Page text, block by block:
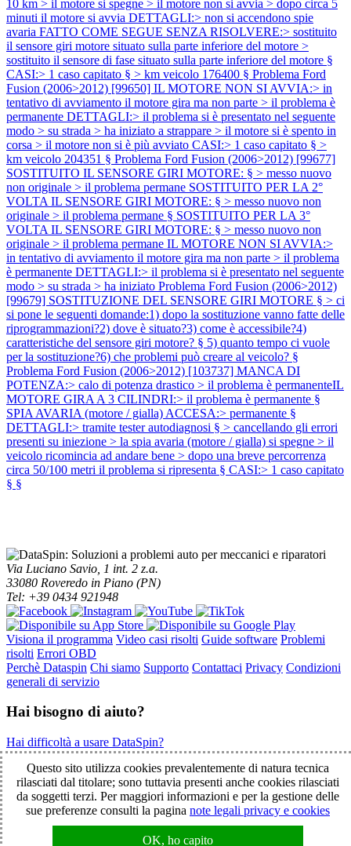
10 km > il motore si spegne > il motore non si avvia > dopo circa 5
minuti il motore si avvia DETTAGLI:> non si accendono spie
avaria FATTO COME SEGUE SENZA RISOLVERE:> sostituito
il sensore giri motore situato sulla parte inferiore del motore >
sostituito il sensore di fase situato sulla parte inferiore del motore §
CASI:> 1 caso capitato § > km veicolo 176400 § Problema Ford
Fusion (2006>2012) [99650] IL MOTORE NON SI AVVIA:> in
tentativo di avviamento il motore gira ma non parte > il problema è
permanente DETTAGLI:> il problema si è presentato nel seguente
modo > su strada > ha iniziato a strappare > il motore si è spento in
corsa > il motore non si è più avviato CASI:> 1 caso capitato § >
km veicolo 204351 § Problema Ford Fusion (2006>2012) [99677]
SOSTITUITO IL SENSORE GIRI MOTORE: § > messo nuovo
non originale > il problema permane SOSTITUITO PER LA 2°
VOLTA IL SENSORE GIRI MOTORE: § > messo nuovo non
originale > il problema permane § SOSTITUITO PER LA 3°
VOLTA IL SENSORE GIRI MOTORE: § > messo nuovo non
originale > il problema permane IL MOTORE NON SI AVVIA:>
in tentativo di avviamento il motore gira ma non parte > il problema
è permanente DETTAGLI:> il problema si è presentato nel seguente
modo > su strada > ha iniziato Problema Ford Fusion (2006>2012)
[99679] SOSTITUZIONE DEL SENSORE GIRI MOTORE § > ci
si pone le seguenti domande:1) dopo la sostituzione vanno fatte delle
riprogrammazioni?2) dove è situato?3) come è accessibile?4)
caratteristiche del sensore giri motore? § 5) quanto tempo ci vuole
per la sostituzione?6) che problemi può creare al veicolo? §
Problema Ford Fusion (2006>2012) [103737] MANCA DI
POTENZA:> calo di potenza drastico > il problema è permanenteIL
MOTORE GIRA A 3 CILINDRI:> il problema è permanente §
SPIA AVARIA (motore / gialla) ACCESA:> permanente §
DETTAGLI:> tramite tester autodiagnosi § > cancellando gli errori
presenti su iniezione > la spia avaria (motore / gialla) si spegne > il
veicolo ricomincia ad andare bene > dopo una breve percorrenza
circa 50/100 metri il problema si ripresenta § CASI:> 1 caso capitato
§ §
Via Luciano Savio, 1 int. 2 z.a.
33080 Roveredo in Piano (PN)
Tel: +39 0434 921948
Visiona il programma Video casi risolti Guide software Problemi
risolti Errori OBD
Perchè Dataspin Chi siamo Supporto Contattaci Privacy Condizioni
generali di servizio
Hai bisogno di aiuto?
Hai difficoltà a usare DataSpin?
Clicca per la teleassistenza!
© 2003-2026 DataSpin è un marchio SpinelCar - Tutti i diritti
riservati - È vietata la riproduzione anche parziale - Partita IVA
Questo sito utilizza cookies prevalentemente di natura tecnica
rilasciati dal titolare; sono tuttavia presenti anche cookies rilasciati
da soggetti terzi. Per maggiori informazioni e per la gestione delle
sue preferenze consulti la pagina note legali privacy e cookies
OK, ho capito